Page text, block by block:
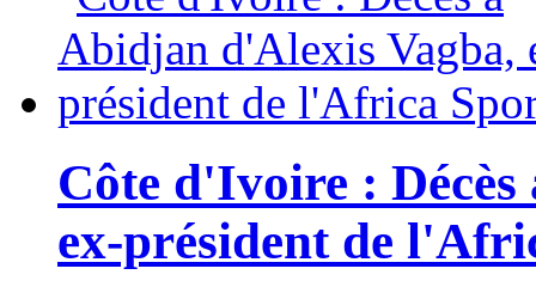
Côte d'Ivoire :
ex-président de